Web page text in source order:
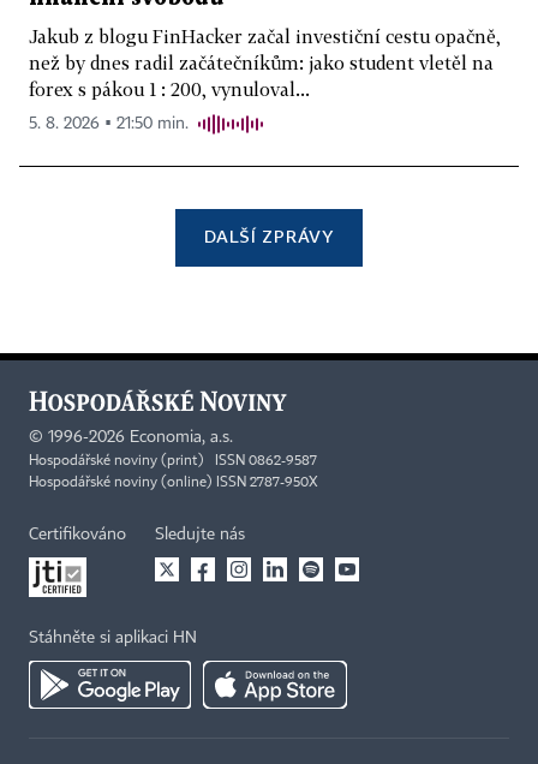
Jakub z blogu FinHacker začal investiční cestu opačně,
než by dnes radil začátečníkům: jako student vletěl na
forex s pákou 1 : 200, vynuloval...
5. 8. 2026 ▪ 21:50 min.
DALŠÍ ZPRÁVY
© 1996-2026 Economia, a.s.
Hospodářské noviny (print) ISSN 0862-9587
Hospodářské noviny (online) ISSN 2787-950X
Certifikováno Sledujte nás
Stáhněte si aplikaci HN